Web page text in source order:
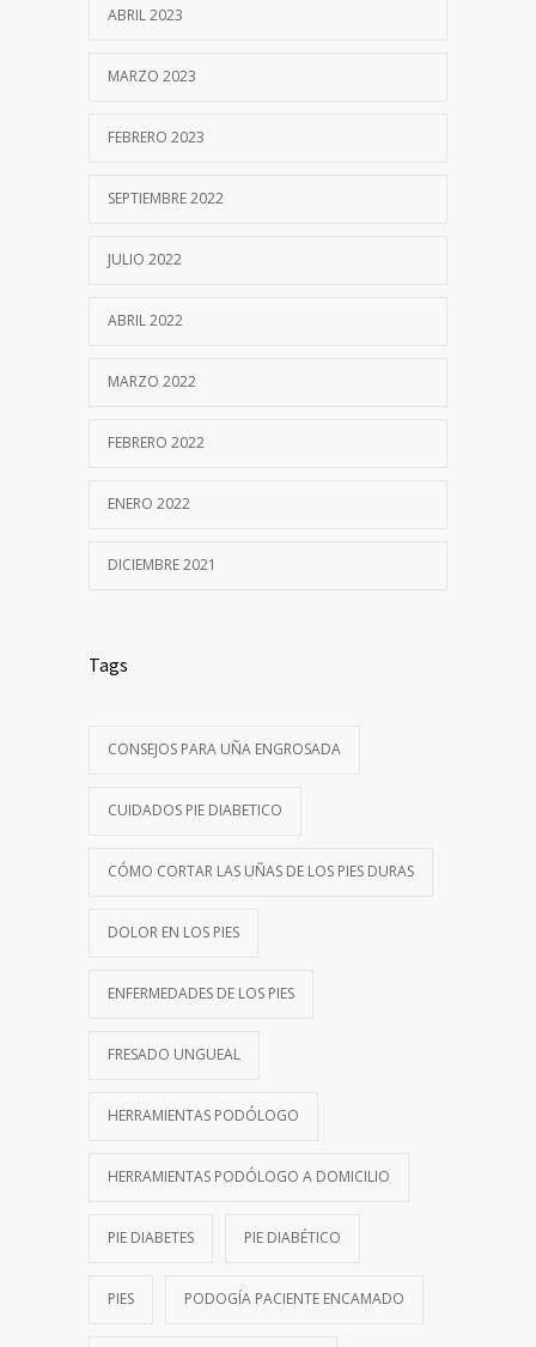
ABRIL 2023
MARZO 2023
FEBRERO 2023
SEPTIEMBRE 2022
JULIO 2022
ABRIL 2022
MARZO 2022
FEBRERO 2022
ENERO 2022
DICIEMBRE 2021
Tags
CONSEJOS PARA UÑA ENGROSADA
CUIDADOS PIE DIABETICO
CÓMO CORTAR LAS UÑAS DE LOS PIES DURAS
DOLOR EN LOS PIES
ENFERMEDADES DE LOS PIES
FRESADO UNGUEAL
HERRAMIENTAS PODÓLOGO
HERRAMIENTAS PODÓLOGO A DOMICILIO
PIE DIABETES PIE DIABÉTICO
PIES PODOGÍA PACIENTE ENCAMADO